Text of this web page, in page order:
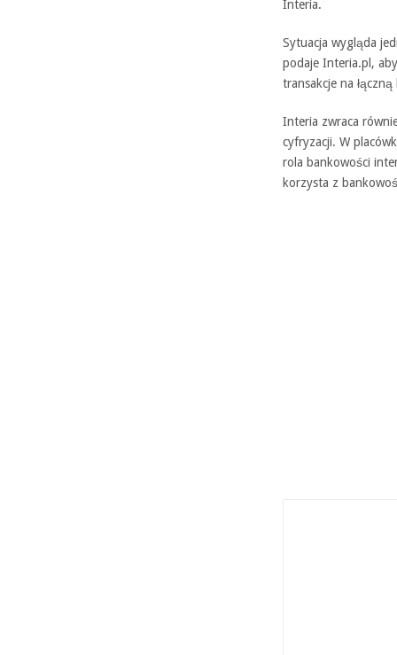
Interia.
Sytuacja wygląda
podaje Interia.pl,
transakcje na
Interia zwraca
cyfryzacji. W
rola bankowości
korzysta z